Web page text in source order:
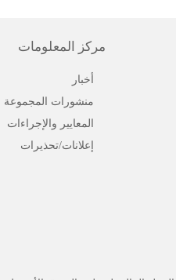
مركز المعلومات
أخبار
منشورات المجموعة
المعايير والإجراءات
إعلانات/تحذيرات